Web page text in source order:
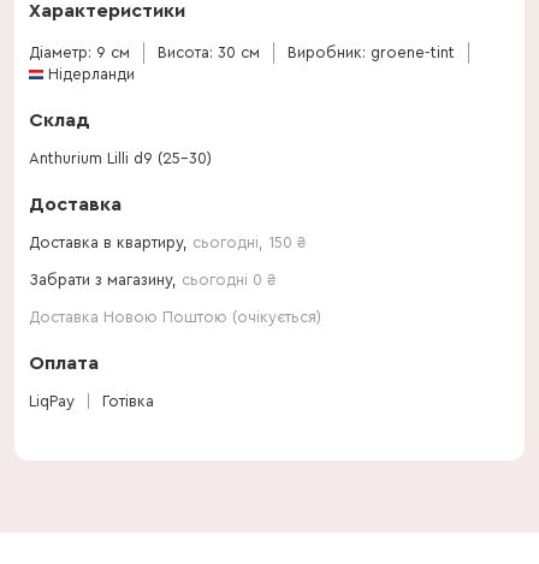
Характеристики
Діаметр: 9 см Висота: 30 см
Виробник: groene-tint
Нідерланди
Склад
Anthurium Lilli d9 (25-30)
Доставка
Доставка в квартиру, сьогодні 150 ₴
Забрати з магазину, сьогодні 0 ₴
Доставка Новою Поштою (очікується)
Оплата
LiqPay Готівка